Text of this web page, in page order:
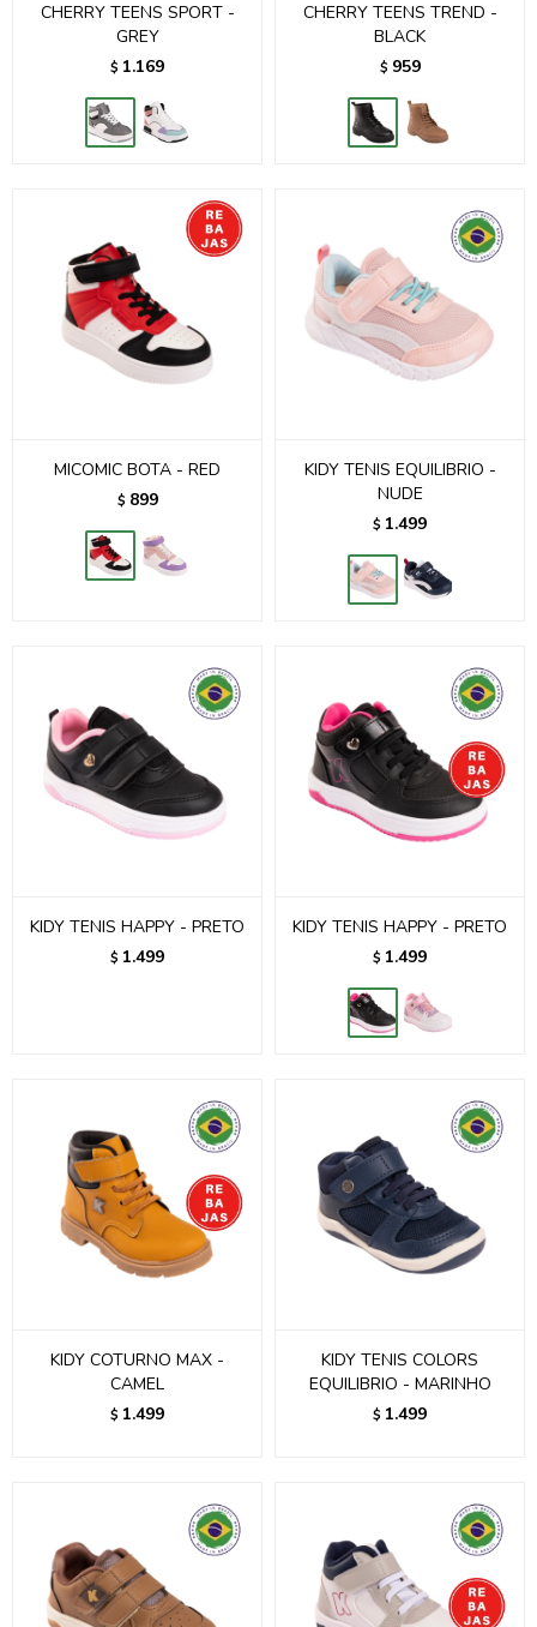
CHERRY TEENS SPORT -
GREY
$ 1.169
CHERRY TEENS TREND -
BLACK
$ 959
MICOMIC BOTA - RED
$ 899
KIDY TENIS EQUILIBRIO -
NUDE
$ 1.499
KIDY TENIS HAPPY - PRETO
$ 1.499
KIDY TENIS HAPPY - PRETO
$ 1.499
KIDY COTURNO MAX -
CAMEL
$ 1.499
KIDY TENIS COLORS
EQUILIBRIO - MARINHO
$ 1.499